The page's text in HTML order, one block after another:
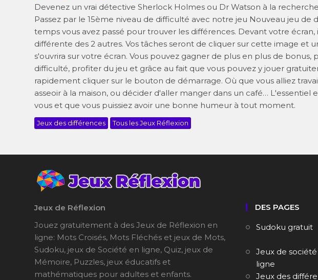
Devenez un vrai détective Sherlock Holmes ou Dr Watson à la
Passez par le 15ème niveau de difficulté avec notre jeu Nouveau jeu
temps vous avez passé pour trouver les différences. Devant votre écran,
différente des 2 autres. Vos tâches seront de cliquer sur cette image et
s'ouvrira sur votre écran. Vous pouvez gagner de plus en plus de bonus,
difficulté, profiter du jeu et grâce au fait que vous pouvez y jouer
rapidement cliquer sur le bouton de démarrage. Où que vous alliez
asseoir à la maison, ou décider d'aller manger dans un café… L'essentiel
vous et que vous puissiez avoir une bonne humeur à tout moment.
Jeux des différences Tous les Jeux Réflexion
Jeux de Réflexion
Jouez gratuitement à des Jeux de Réflexion en
ligne: Mots Croisés, Mots Fléchés et jeux de Mots,
Sudoku, jeux de Société en ligne, Quiz, jeux de
Mémoire, Puzzles, jeux éducatifs et
mathématiques pour adultes et enfants.
DES PAGES
Sudoku gratuit
Jeux de
ligne
Jeux des